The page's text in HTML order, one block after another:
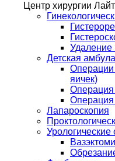
Центр хирургии Лайт
Удаление
Детская
Операции
яичек)
Операция
Лапароскопия
Урологические